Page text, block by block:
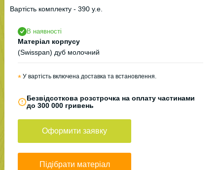
Вартість комплекту - 390 у.е.
В наявності
Матеріал корпусу
(Swisspan) дуб молочний
* У вартість включена доставка та встановлення.
Безвідсоткова розстрочка на оплату частинами
до 300 000 гривень
Оформити заявку
Підібрати матеріал